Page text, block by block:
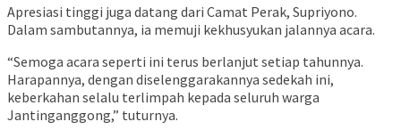
​Apresiasi tinggi juga datang dari Camat Perak, Supriyono.
Dalam sambutannya, ia memuji kekhusyukan jalannya acara.
“Semoga acara seperti ini terus berlanjut setiap tahunnya.
Harapannya, dengan diselenggarakannya sedekah ini,
keberkahan selalu terlimpah kepada seluruh warga
Jantinganggong,” tuturnya.